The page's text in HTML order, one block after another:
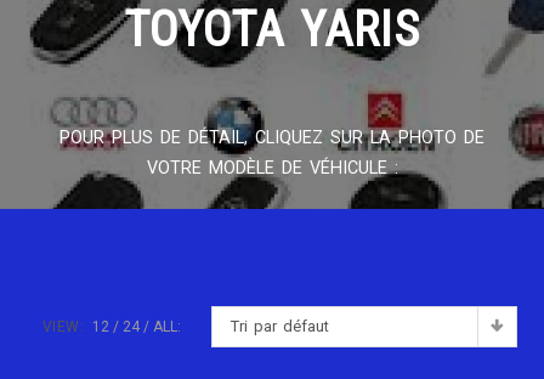
TOYOTA YARIS
POUR PLUS DE DÉTAIL, CLIQUEZ SUR LA PHOTO DE
VOTRE MODÈLE DE VÉHICULE :
Tri par défaut
VIEW: 12 24 ALL: